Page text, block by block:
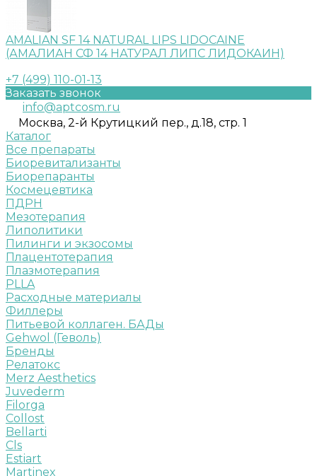
AMALIAN SF 14 NATURAL LIPS LIDOCAINE
(АМАЛИАН СФ 14 НАТУРАЛ ЛИПС ЛИДОКАИН)
+7 (499) 110-01-13
Заказать звонок
info@aptcosm.ru
Москва, 2-й Крутицкий пер., д.18, стр. 1
Каталог
Все препараты
Биоревитализанты
Биорепаранты
Космецевтика
ПДРН
Мезотерапия
Липолитики
Пилинги и экзосомы
Плацентотерапия
Плазмотерапия
PLLA
Расходные материалы
Филлеры
Питьевой коллаген. БАДы
Gehwol (Геволь)
Бренды
Релатокс
Merz Aesthetics
Juvederm
Filorga
Collost
Bellarti
Cls
Estiart
Martinex